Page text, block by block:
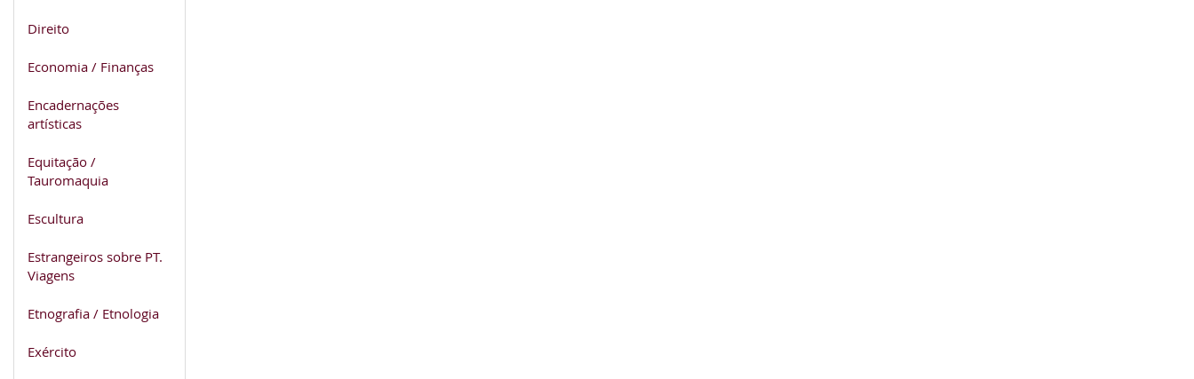
Direito
Economia / Finanças
Encadernações
artísticas
Equitação /
Tauromaquia
Escultura
Estrangeiros sobre PT.
Viagens
Etnografia / Etnologia
Exército